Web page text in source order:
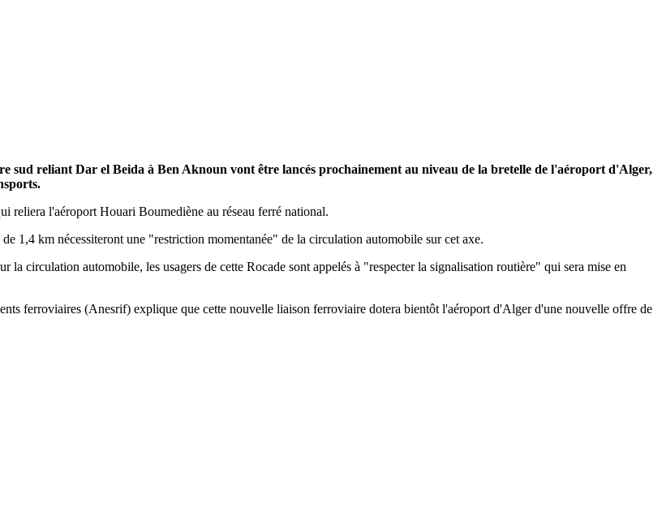
sud reliant Dar el Beida à Ben Aknoun vont être lancés prochainement au niveau de la bretelle de l'aéroport d'Alger,
reliera l'aéroport Houari Boumediène au réseau ferré national.
1,4 km nécessiteront une "restriction momentanée" de la circulation automobile sur cet axe.
la circulation automobile, les usagers de cette Rocade sont appelés à "respecter la signalisation routière" qui sera mise en
ferroviaires (Anesrif) explique que cette nouvelle liaison ferroviaire dotera bientôt l'aéroport d'Alger d'une nouvelle offre de